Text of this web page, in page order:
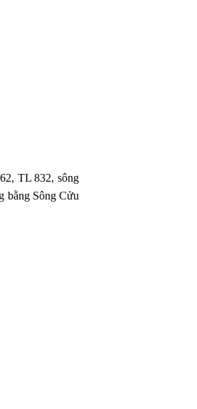
TL 832, sông
bằng Sông Cửu